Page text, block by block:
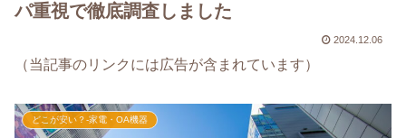
パ重視で徹底調査しました
2024.12.06
（当記事のリンクには広告が含まれています）
どこが安い？-家電・OA機器